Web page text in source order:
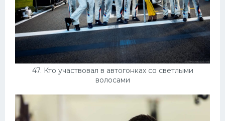
47. Кто участвовал в автогонках со светлыми
волосами